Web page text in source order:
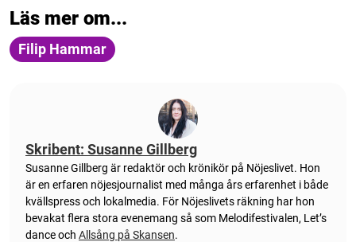
Läs mer om...
Filip Hammar
Skribent: Susanne Gillberg
Susanne Gillberg är redaktör och krönikör på Nöjeslivet. Hon
är en erfaren nöjesjournalist med många års erfarenhet i både
kvällspress och lokalmedia. För Nöjeslivets räkning har hon
bevakat flera stora evenemang så som Melodifestivalen, Let’s
dance och Allsång på Skansen.